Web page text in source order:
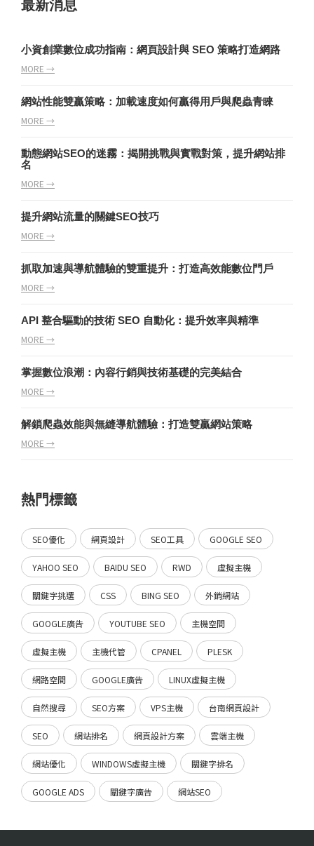
最新消息
小資創業數位成功指南：網頁設計與 SEO 策略打造網路
MORE →
網站性能雙贏策略：加載速度如何贏得用戶與爬蟲青睞
MORE →
動態網站SEO的迷霧：揭開挑戰與實戰對策，提升網站排
名
MORE →
提升網站流量的關鍵SEO技巧
MORE →
抓取加速與導航體驗的雙重提升：打造高效能數位門戶
MORE →
API 整合驅動的技術 SEO 自動化：提升效率與精準
MORE →
掌握數位浪潮：內容行銷與技術基礎的完美結合
MORE →
解鎖爬蟲效能與無縫導航體驗：打造雙贏網站策略
MORE →
熱門標籤
SEO優化 網頁設計 SEO工具 GOOGLE SEO
YAHOO SEO BAIDU SEO RWD 虛擬主機
關鍵字挑選 CSS BING SEO 外銷網站
GOOGLE廣告 YOUTUBE SEO 主機空間
虛擬主機 主機代管 CPANEL PLESK
網路空間 GOOGLE廣告 LINUX虛擬主機
自然搜尋 SEO方案 VPS主機 台南網頁設計
SEO 網站排名 網頁設計方案 雲端主機
網站優化 WINDOWS虛擬主機 關鍵字排名
GOOGLE ADS 關鍵字廣告 網站SEO